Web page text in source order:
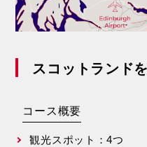
スコットランド
コース概要
観光スポット：4つ